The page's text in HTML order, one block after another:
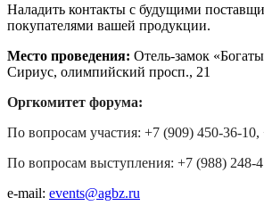
Наладить контакты с будущими
покупателями вашей продукции.
Место проведения: Отель-замок
Сириус, олимпийский просп., 21
Оргкомитет форума:
По вопросам участия: +7 (909) 450-36-10,
По вопросам выступления: +7 (988) 248-
e-mail: events@agbz.ru